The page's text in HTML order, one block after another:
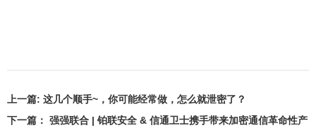
上一篇: 这几个顺手~，你可能经常做，怎么就泄密了？
下一篇： 强强联合 | 铂联安全 & 信通卫士携手带来加密通信革命性产